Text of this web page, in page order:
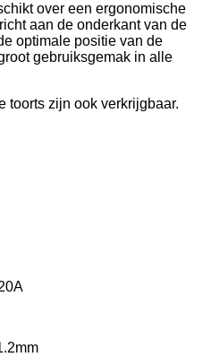
over een ergonomische
aan de onderkant van de
optimale positie van de
gebruiksgemak in alle
toorts zijn ook verkrijgbaar.